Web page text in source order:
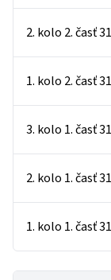
2. kolo 2. časť
1. kolo 2. časť
3. kolo 1. časť
2. kolo 1. časť
1. kolo 1. časť